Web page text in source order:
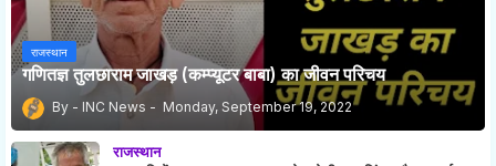
राजस्थान
गणितज्ञ तुलछाराम जाखड़ (कम्प्यूटर बाबा) का जीवन परिचय
INC News Monday, September 19, 2022
राजस्थान